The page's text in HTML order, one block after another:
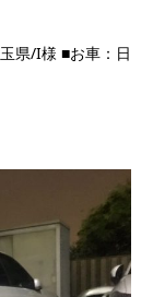
県/I様 ■お車：日